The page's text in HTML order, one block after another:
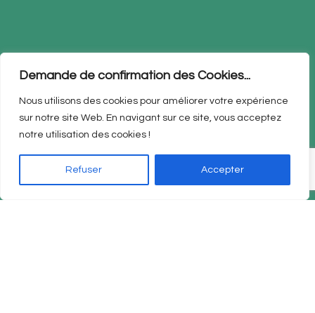
Demande de confirmation des Cookies...
Nous utilisons des cookies pour améliorer votre expérience
sur notre site Web. En navigant sur ce site, vous acceptez
notre utilisation des cookies !
Refuser Accepter
Contact
Rue du Touquet 15, 7522
Tournai
info@pharmacie-
blandain.be
+32 69 35 22 15
Liens utiles
Nos services
Notre gamme de produits
actualités
Politique de
confidentialité